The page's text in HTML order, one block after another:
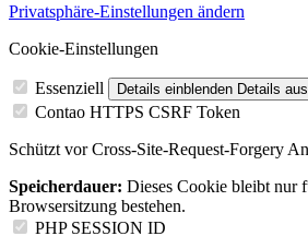
Privatsphäre-Einstellungen ändern
Cookie-Einstellungen
Essenziell Details einblenden Details
Contao HTTPS CSRF Token
Schützt vor Cross-Site-Request-Forgery
Speicherdauer: Dieses Cookie bleibt nur
Browsersitzung bestehen.
PHP SESSION ID